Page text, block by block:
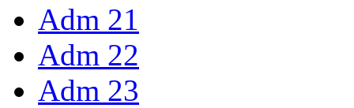
Adm 21
Adm 22
Adm 23